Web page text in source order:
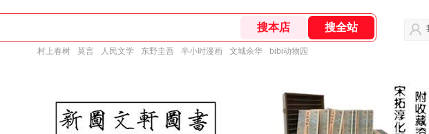
村上春树 莫言 人民文学 东野圭吾 半小时漫画 文城余华 bibi动物园